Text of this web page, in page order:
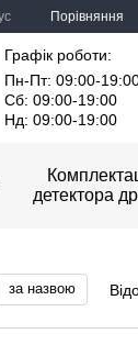
Порівняння
Графік роботи:
Пн-Пт: 09:00-
Сб: 09:00-19:00
Нд: 09:00-19:00
детектора
за назвою